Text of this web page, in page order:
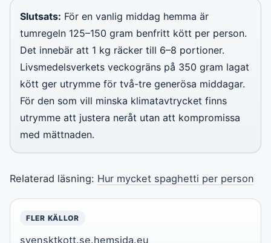
Slutsats: För en vanlig middag hemma är
tumregeln 125–150 gram benfritt kött per person.
Det innebär att 1 kg räcker till 6–8 portioner.
Livsmedelsverkets veckogräns på 350 gram lagat
kött ger utrymme för två-tre generösa middagar.
För den som vill minska klimatavtrycket finns
utrymme att justera neråt utan att kompromissa
med mättnaden.
Relaterad läsning: Hur mycket spaghetti per person
FLER KÄLLOR
svensktkott.se.hemsida.eu